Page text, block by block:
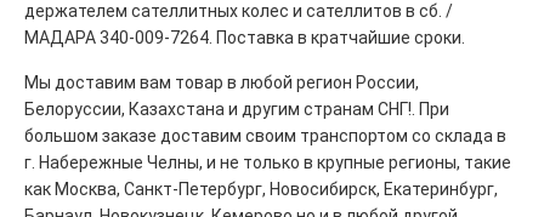
держателем сателлитных колес и сателлитов в сб. /
МАДАРА 340-009-7264. Поставка в кратчайшие сроки.
Мы доставим вам товар в любой регион России,
Белоруссии, Казахстана и другим странам СНГ!. При
большом заказе доставим своим транспортом со склада в
г. Набережные Челны, и не только в крупные регионы, такие
как Москва, Санкт-Петербург, Новосибирск, Екатеринбург,